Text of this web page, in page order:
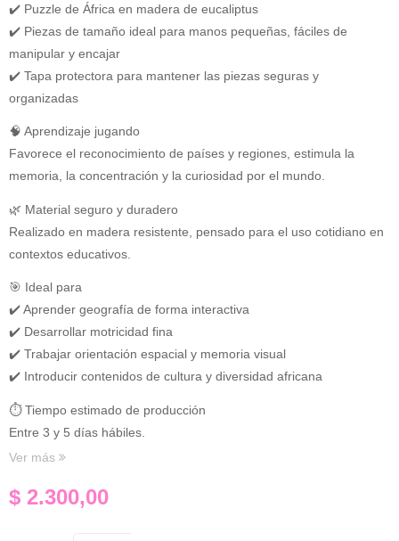
✔️ Puzzle de África en madera de eucaliptus
✔️ Piezas de tamaño ideal para manos pequeñas, fáciles de
manipular y encajar
✔️ Tapa protectora para mantener las piezas seguras y
organizadas
🧠 Aprendizaje jugando
Favorece el reconocimiento de países y regiones, estimula la
memoria, la concentración y la curiosidad por el mundo.
🌿 Material seguro y duradero
Realizado en madera resistente, pensado para el uso cotidiano en
contextos educativos.
🎯 Ideal para
✔️ Aprender geografía de forma interactiva
✔️ Desarrollar motricidad fina
✔️ Trabajar orientación espacial y memoria visual
✔️ Introducir contenidos de cultura y diversidad africana
⏱ Tiempo estimado de producción
Entre 3 y 5 días hábiles.
Ver más
$ 2.300,00